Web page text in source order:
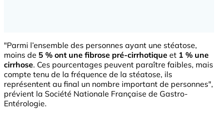
"Parmi l’ensemble des personnes ayant une stéatose,
moins de 5 % ont une fibrose pré-cirrhotique et 1 % une
cirrhose. Ces pourcentages peuvent paraître faibles, mais
compte tenu de la fréquence de la stéatose, ils
représentent au final un nombre important de personnes",
prévient la Société Nationale Française de Gastro-
Entérologie.